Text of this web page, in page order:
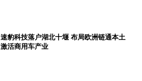
速豹科技落户湖北十堰 布局欧洲链通本土
激活商用车产业